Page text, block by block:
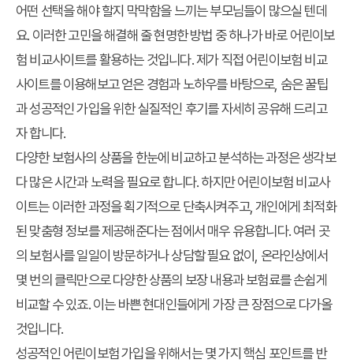
어떤 선택을 해야 할지 막막함을 느끼는 부모님들이 많으실 텐데
요. 이러한 고민을 해결해 줄 현명한 방법 중 하나가 바로 어린이보
험 비교사이트를 활용하는 것입니다. 제가 직접 어린이보험 비교
사이트를 이용해보고 얻은 경험과 노하우를 바탕으로, 숨은 꿀팁
과 성공적인 가입을 위한 실질적인 후기를 자세히 공유해 드리고
자 합니다.
다양한 보험사의 상품을 한눈에 비교하고 분석하는 과정은 생각보
다 많은 시간과 노력을 필요로 합니다. 하지만 어린이보험 비교사
이트는 이러한 과정을 획기적으로 단축시켜주고, 개인에게 최적화
된 맞춤형 정보를 제공해준다는 점에서 매우 유용합니다. 여러 곳
의 보험사를 일일이 방문하거나 상담할 필요 없이, 온라인상에서
몇 번의 클릭만으로 다양한 상품의 보장 내용과 보험료를 손쉽게
비교할 수 있죠. 이는 바쁜 현대인들에게 가장 큰 장점으로 다가올
것입니다.
성공적인 어린이보험 가입을 위해서는 몇 가지 핵심 포인트를 반